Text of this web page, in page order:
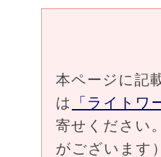
本ページに記
は
「ライト
寄せください
がございます